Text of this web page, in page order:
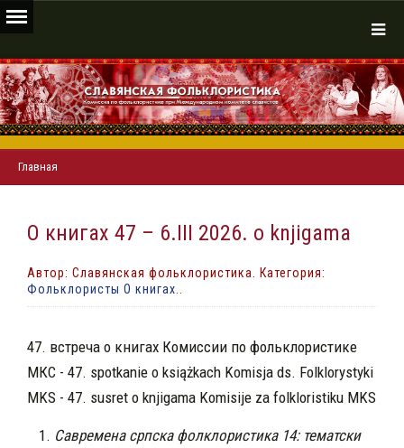
Главная
О книгах 47 – 6.III 2026. o knjigama
Автор: Славянская фольклористика. Категория:
Фольклористы О книгах
47. встреча о книгах Комиссии по фольклористике
МКС - 47. spotkanie o książkach Komisja ds. Folklorystyki
MKS - 47. susret o knjigama Komisije za folkloristiku MKS
Савремена српска фолклористика 14: тематски